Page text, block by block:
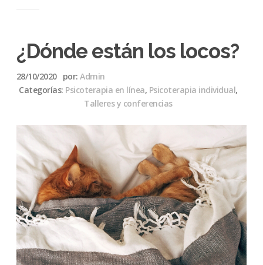
¿Dónde están los locos?
28/10/2020 por:Admin
Categorías: Psicoterapia en línea, Psicoterapia individual,
Talleres y conferencias